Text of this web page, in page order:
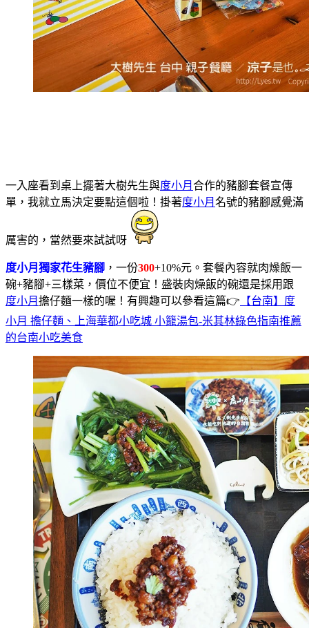
一入座看到桌上擺著大樹先生與度小月 合作的豬腳套餐宣傳
單，我就立馬決定要點這個啦！掛著度小月 名號的豬腳感覺滿
厲害的，當然要來試試呀
度小月獨家花生豬腳 ，一份300+10%元。套餐內容就肉燥飯一
碗+豬腳+三樣菜，價位不便宜！盛裝肉燥飯的碗還是採用跟
度小月 擔仔麵一樣的喔！有興趣可以參看這篇👉 【台南】度
小月 擔仔麵、上海華都小吃城 小籠湯包-米其林綠色指南推薦
的台南小吃美食